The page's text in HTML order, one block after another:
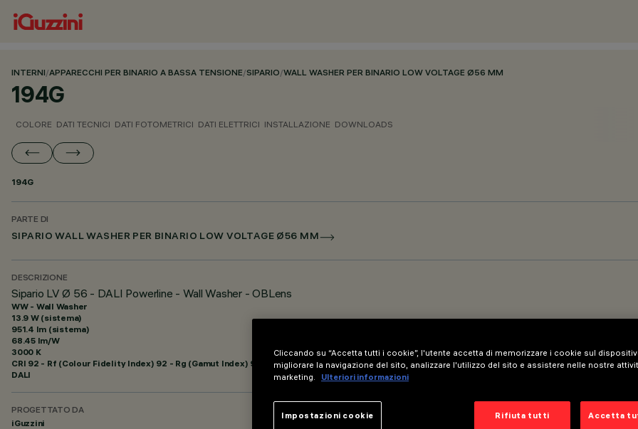
INTERNI/APPARECCHI PER BINARIO A BASSA TENSIONE/SIPARIO/WALL WASHER PER BINARIO LOW VOLTAGE Ø56 MM
194G
COLORE DATI TECNICI DATI FOTOMETRICI DATI ELETTRICI INSTALLAZIONE DOWNLOADS
194G
PARTE DI
SIPARIO WALL WASHER PER BINARIO LOW VOLTAGE Ø56 MM
DESCRIZIONE
Sipario LV Ø 56 - DALI Powerline - Wall Washer - OBLens
WW - Wall Washer
13.9 W (sistema)
951.4 lm (sistema)
68.45 lm/W
3000 K
CRI 92 - Rf (Colour Fidelity Index) 92 - Rg (Gamut Index) 99
DALI
PROGETTATO DA
iGuzzini
Cliccando su “Accetta tutti i cookie”, l'utente accetta di memorizzare i cookie sul
migliorare la navigazione del sito, analizzare l'utilizzo del sito e assistere nelle nostre
marketing.
Ulteriori informazioni
Rifiuta tutti Accetta
Impostazioni cookie